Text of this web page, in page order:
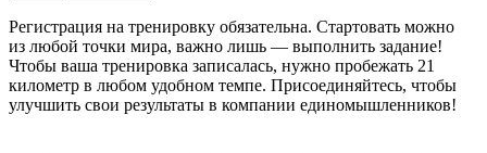
Регистрация на тренировку обязательна. Стартовать можно
из любой точки мира, важно лишь — выполнить задание!
Чтобы ваша тренировка записалась, нужно пробежать 21
километр в любом удобном темпе. Присоединяйтесь, чтобы
улучшить свои результаты в компании единомышленников!